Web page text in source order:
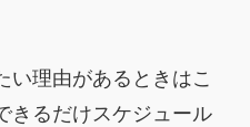
い理由があるときはこ
きるだけスケジュール